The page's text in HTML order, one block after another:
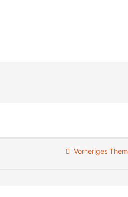
Vorheriges